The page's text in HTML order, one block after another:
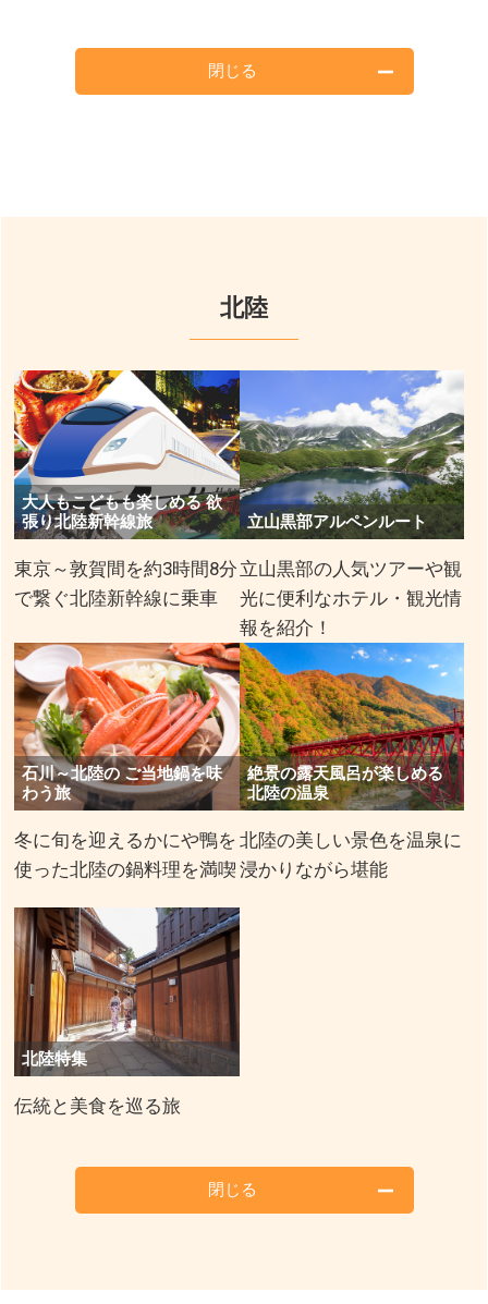
閉じる
北陸
大人もこどもも楽しめる 欲
張り北陸新幹線旅
東京～敦賀間を約3時間8分
で繋ぐ北陸新幹線に乗車
立山黒部アルペンルート
立山黒部の人気ツアーや観
光に便利なホテル・観光情
報を紹介！
石川～北陸の ご当地鍋を味
わう旅
冬に旬を迎えるかにや鴨を
使った北陸の鍋料理を満喫
絶景の露天風呂が楽しめる
北陸の温泉
北陸の美しい景色を温泉に
浸かりながら堪能
北陸特集
伝統と美食を巡る旅
閉じる